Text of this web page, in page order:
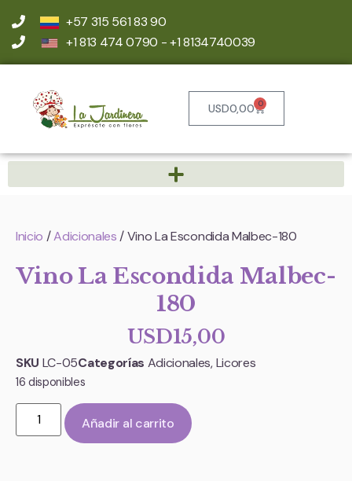
+57 315 561 83 90
+1 813 474 0790 - +1 8134740039
USD0,00 0
Inicio /Adicionales / Vino La Escondida Malbec-180
Vino La Escondida Malbec-
180
USD15,00
SKU LC-05Categorías Adicionales,Licores
16 disponibles
Añadir al carrito